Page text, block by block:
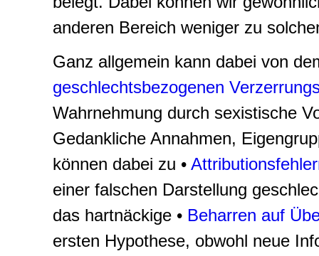
anderen Bereich weniger zu
Ganz allgemein kann dabei von
geschlechtsbezogenen
Wahrnehmung durch sexistische
Gedankliche Annahmen,
können dabei zu •
einer falschen Darstellung
das hartnäckige • Beharren auf
ersten Hypothese, obwohl neue